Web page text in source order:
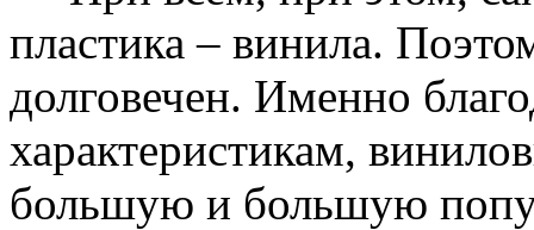
пластика – винила.
долговечен. Именно
характеристикам,
большую и большую